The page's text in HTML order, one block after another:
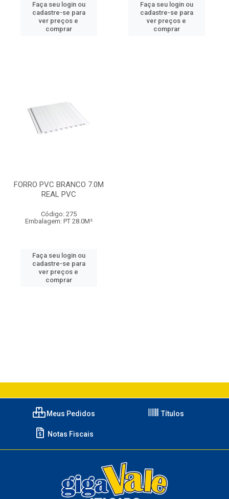
Faça seu login ou
cadastre-se para
ver preços e
comprar
Faça seu login ou
cadastre-se para
ver preços e
comprar
FORRO PVC BRANCO 7.0M
REAL PVC
Código: 275
Embalagem: PT 28.0M²
Faça seu login ou
cadastre-se para
ver preços e
comprar
Meus Pedidos Títulos
Notas Fiscais